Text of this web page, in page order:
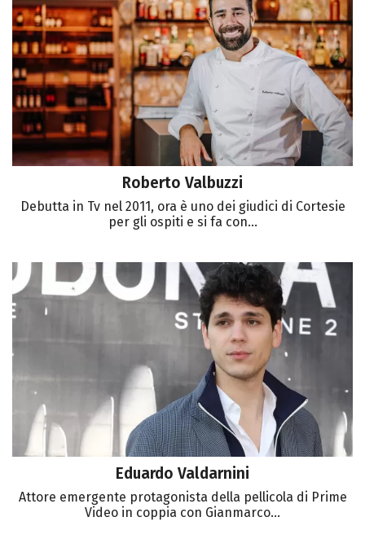
Roberto Valbuzzi
Debutta in Tv nel 2011, ora è uno dei giudici di Cortesie
per gli ospiti e si fa con...
Eduardo Valdarnini
Attore emergente protagonista della pellicola di Prime
Video in coppia con Gianmarco...